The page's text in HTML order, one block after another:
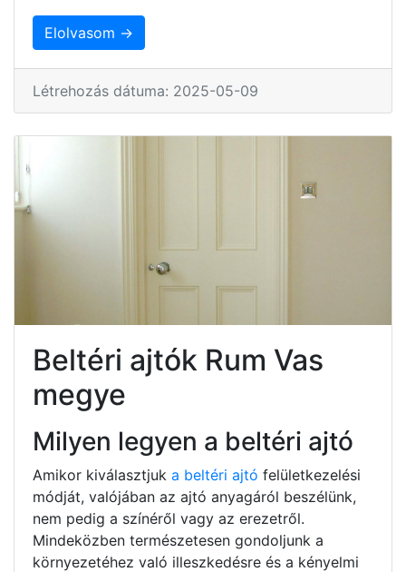
Elolvasom →
Létrehozás dátuma: 2025-05-09
Beltéri ajtók Rum Vas
megye
Milyen legyen a beltéri ajtó
Amikor kiválasztjuk a beltéri ajtó felületkezelési
módját, valójában az ajtó anyagáról beszélünk,
nem pedig a színéről vagy az erezetről.
Mindeközben természetesen gondoljunk a
környezetéhez való illeszkedésre és a kényelmi